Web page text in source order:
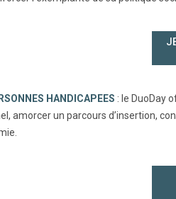
HANDICAPEES : le DuoDay
amorcer un parcours d’insertion,